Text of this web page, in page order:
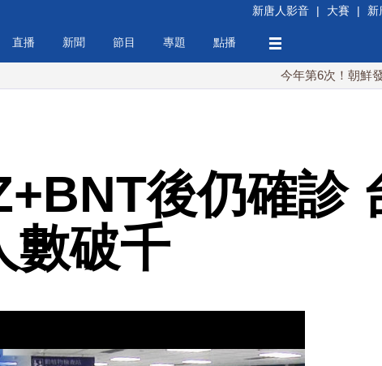
新唐人影音 | 大賽 | 新
直播 新聞 節目 專題 點播
今年第6次！朝鮮發射彈道
後仍確診
數破千